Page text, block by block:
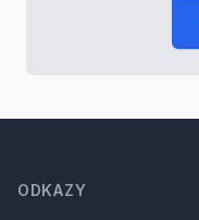
ODKAZY